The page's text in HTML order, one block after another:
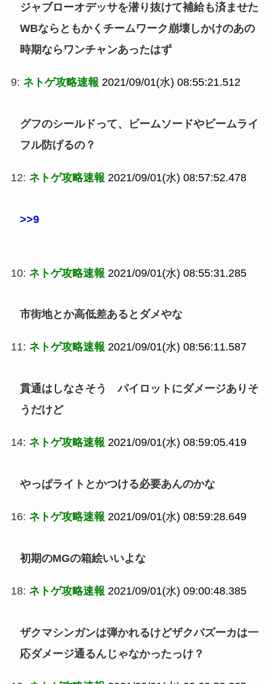
ジャブローオデッサを潜り抜けて補給も済ませた
WBならともかくチームワーク崩壊しかけのあの
時期ならワンチャンあったはず
9: ネトゲ攻略速報 2021/09/01(水) 08:55:21.512
グフのシールドって、ビームソードやビームライ
フル防げるの？
12: ネトゲ攻略速報 2021/09/01(水) 08:57:52.478
>>9
10: ネトゲ攻略速報 2021/09/01(水) 08:55:31.285
市街地とか高低差あるとダメやな
11: ネトゲ攻略速報 2021/09/01(水) 08:56:11.587
貫通はしなさそう パイロットにダメージありそ
うだけど
14: ネトゲ攻略速報 2021/09/01(水) 08:59:05.419
やっぱライトとかつける必要あんのかな
16: ネトゲ攻略速報 2021/09/01(水) 08:59:28.649
初期のMGの箱絵いいよな
18: ネトゲ攻略速報 2021/09/01(水) 09:00:48.385
ザクマシンガンは弾かれるけどザクバズーカは一
応ダメージ通るんじゃなかったっけ？